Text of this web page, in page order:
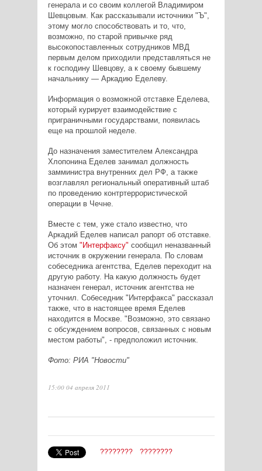
генерала и со своим коллегой Владимиром
Шевцовым. Как рассказывали источники "Ъ",
этому могло способствовать и то, что,
возможно, по старой привычке ряд
высокопоставленных сотрудников МВД
первым делом приходили представляться не
к господину Шевцову, а к своему бывшему
начальнику — Аркадию Еделеву.
Информация о возможной отставке Еделева,
который курирует взаимодействие с
приграничными государствами, появилась
еще на прошлой неделе.
До назначения заместителем Александра
Хлопонина Еделев занимал должность
замминистра внутренних дел РФ, а также
возглавлял региональный оперативный штаб
по проведению контртеррористической
операции в Чечне.
Вместе с тем, уже стало известно, что
Аркадий Еделев написал рапорт об отставке.
Об этом "Интерфаксу" сообщил неназванный
источник в окружении генерала. По словам
собеседника агентства, Еделев переходит на
другую работу. На какую должность будет
назначен генерал, источник агентства не
уточнил. Собеседник "Интерфакса" рассказал
также, что в настоящее время Еделев
находится в Москве. "Возможно, это связано
с обсуждением вопросов, связанных с новым
местом работы", - предположил источник.
Фото: РИА "Новости"
15:00 04 апреля 2011
???????? ????????